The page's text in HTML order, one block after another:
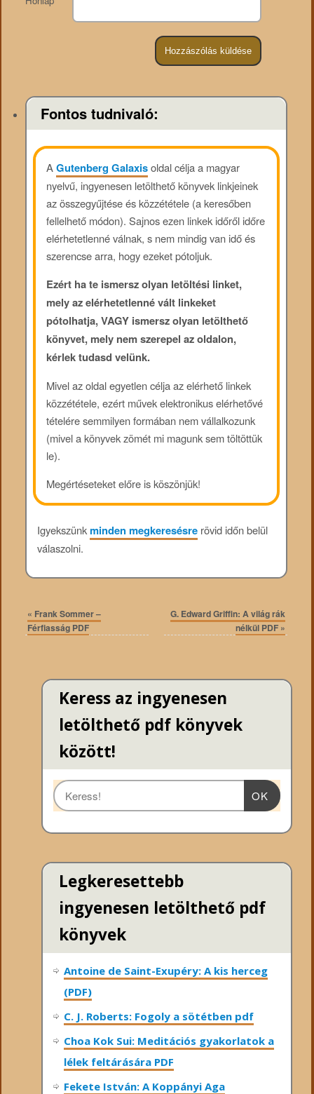
Fontos tudnivaló:
AGutenberg Galaxisoldal célja a magyar
nyelvű, ingyenesen letölthető könyvek linkjeinek
az összegyűjtése és közzététele (a keresőben
fellelhető módon). Sajnos ezen linkek időről időre
elérhetetlenné válnak, s nem mindig van idő és
szerencse arra, hogy ezeket pótoljuk.
Ezért ha te ismersz olyan letöltési linket,
mely az elérhetetlenné vált linkeket
pótolhatja, VAGY ismersz olyan letölthető
könyvet, mely nem szerepel az oldalon,
kérlek tudasd velünk.
Mivel az oldal egyetlen célja az elérhető linkek
közzététele, ezért művek elektronikus elérhetővé
tételére semmilyen formában nem vállalkozunk
(mivel a könyvek zömét mi magunk sem töltöttük
le).
Megértéseteket előre is köszönjük!
Igyekszünkminden megkeresésrerövid időn belül
válaszolni.
« Frank Sommer –
Férfiasság PDF
G. Edward Griffin: A világ rák
nélkül PDF »
Keress az ingyenesen
letölthető pdf könyvek
között!
OK
Legkeresettebb
ingyenesen letölthető pdf
könyvek
Antoine de Saint-Exupéry: A kis herceg
(PDF)
C. J. Roberts: Fogoly a sötétben pdf
Choa Kok Sui: Meditációs gyakorlatok a
lélek feltárására PDF
Fekete István: A Koppányi Aga